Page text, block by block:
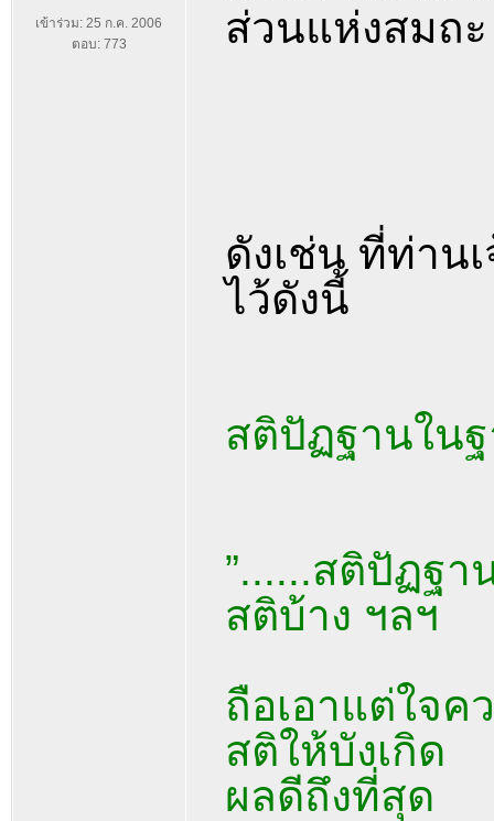
เข้าร่วม: 25 ก.ค. 2006
ตอบ: 773
ส่วนแห่งสมถ
ดังเช่น ที่ท่า
ไว้ดังนี้
สติปัฏฐานใน
”......สติปัฏฐ
สติบ้าง ฯลฯ
ถือเอาแต่ใจค
สติให้บังเกิด
ผลดีถึงที่สุด